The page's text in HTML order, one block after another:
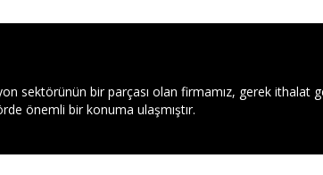
sektörünün bir parçası olan firmamız, gerek ithalat
önemli bir konuma ulaşmıştır.